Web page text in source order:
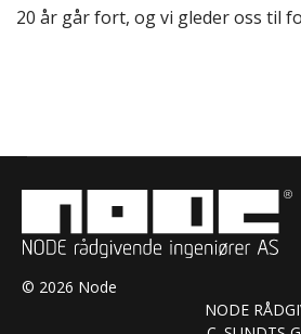
20 år går fort, og vi gleder oss til
© 2026 Node
NODE